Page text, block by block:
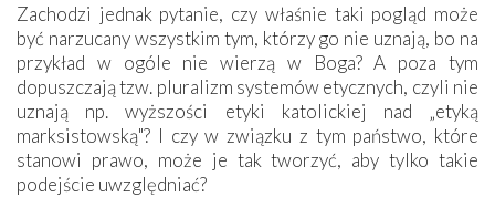
Zachodzi jednak pytanie, czy właśnie taki pogląd może
być narzucany wszystkim tym, którzy go nie uznają, bo na
przykład w ogóle nie wierzą w Boga? A poza tym
dopuszczają tzw. pluralizm systemów etycznych, czyli nie
uznają np. wyższości etyki katolickiej nad „etyką
marksistowską"? I czy w związku z tym państwo, które
stanowi prawo, może je tak tworzyć, aby tylko takie
podejście uwzględniać?